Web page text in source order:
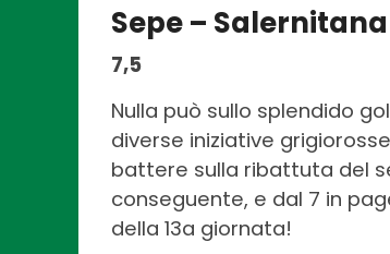
Sepe – Salernitana
7,5
Nulla può sullo splendido
diverse iniziative
battere sulla ribattuta del
conseguente, e dal 7 in
della 13a giornata!